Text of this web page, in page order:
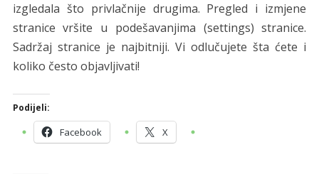
izgledala što privlačnije drugima. Pregled i izmjene
stranice vršite u podešavanjima (settings) stranice.
Sadržaj stranice je najbitniji. Vi odlučujete šta ćete i
koliko često objavljivati!
Podijeli:
Facebook X